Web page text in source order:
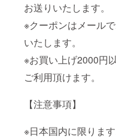
お送りいたします。
※クーポンはメール
いたします。
※お買い上げ2000円
ご利用頂けます。
【注意事項】
※日本国内に限ります